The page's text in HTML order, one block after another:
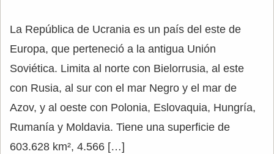
La República de Ucrania es un país del este de
Europa, que perteneció a la antigua Unión
Soviética. Limita al norte con Bielorrusia, al este
con Rusia, al sur con el mar Negro y el mar de
Azov, y al oeste con Polonia, Eslovaquia, Hungría,
Rumanía y Moldavia. Tiene una superficie de
603.628 km², 4.566 […]